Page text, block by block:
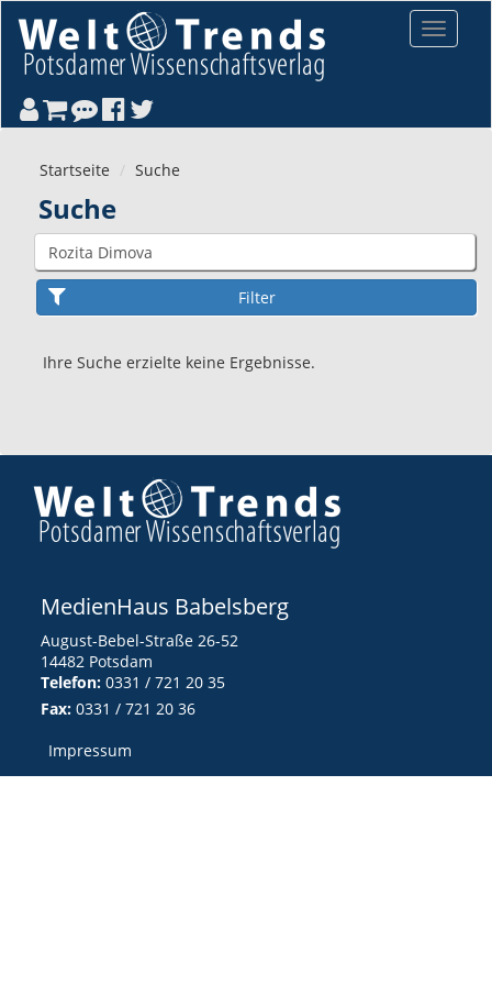
Toggle
Startseite Suche
Suche
Ihre Suche erzielte keine Ergebnisse.
MedienHaus Babelsberg
August-Bebel-Straße 26-52
14482 Potsdam
Telefon: 0331 / 721 20 35
Fax: 0331 / 721 20 36
Impressum